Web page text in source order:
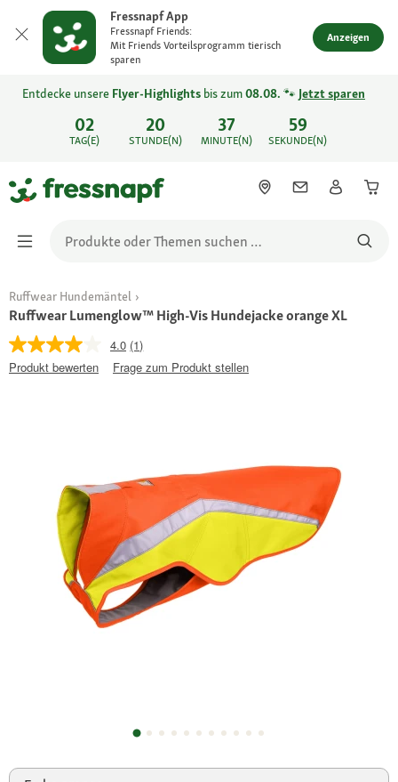
Fressnapf App
Fressnapf Friends:
Mit Friends Vorteilsprogramm tierisch
sparen
Anzeigen
02
TAG(E)
20
STUNDE(N)
37
MINUTE(N)
59
SEKUNDE(N)
Entdecke unsere Flyer-Highlights bis zum08.08. 🐾 Jetzt sparen
Ruffwear Hundemäntel
Ruffwear Lumenglow™ High-Vis Hundejacke orange XL
4.0 (1)
Produkt bewerten
Frage zum Produkt stellen